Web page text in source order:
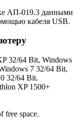
АП-019.3 данными
кабеля USB.
32/64 Bit, Windows
7 32/64 Bit,
32/64 Bit.
XP 1500+
free space.